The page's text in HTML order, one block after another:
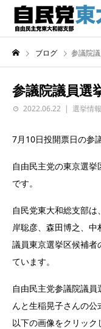
ブログ 参議院
参議院議員選
2022.06.22 選挙情報
7月10日投開票日の参
自由民主党の東京選
です。
自民党東大和総支部
岸聡彦、森田博之、
議員東京選挙区候補者
ています。
自由民主党参議院議
んと生稲晃子さんの公
以下の画像をクリック